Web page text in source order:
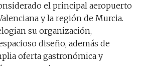
el principal aeropuerto
y la región de Murcia.
su organización,
diseño, además de
oferta gastronómica y